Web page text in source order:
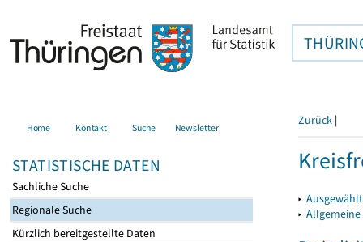
Home Kontakt Suche Newsletter
STATISTISCHE DATEN
Sachliche Suche
Regionale Suche
Kürzlich bereitgestellte Daten
Zurück |
▸
▸